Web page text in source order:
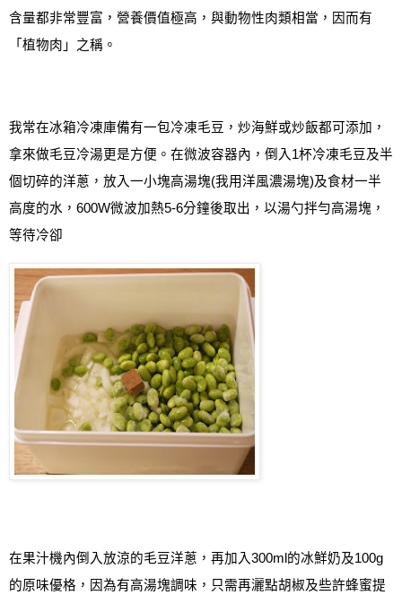
含量都非常豐富，營養價值極高，與動物性肉類相當，因而有
「植物肉」之稱。
我常在冰箱冷凍庫備有一包冷凍毛豆，炒海鮮或炒飯都可添加，
拿來做毛豆冷湯更是方便 。 在微波容器內，倒入 1杯冷凍毛豆及半
個切碎的洋蔥，放入一小塊高湯塊(我用洋風濃湯塊)及食材一半
高度的水， 600W微波加熱5-6分鐘後取出，以湯勺拌勻高湯塊 ，
等待冷卻
在果汁機內倒入放涼的毛豆洋蔥，再加入300ml的冰鮮奶及100g
的原味優格，因為有高湯塊調味，只需再灑點胡椒及些許蜂蜜提